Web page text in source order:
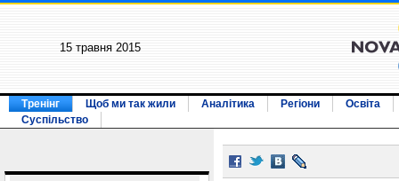
15 травня 2015
Тренінг Щоб ми так жили Аналітика Регіони
Освіта
Суспільство